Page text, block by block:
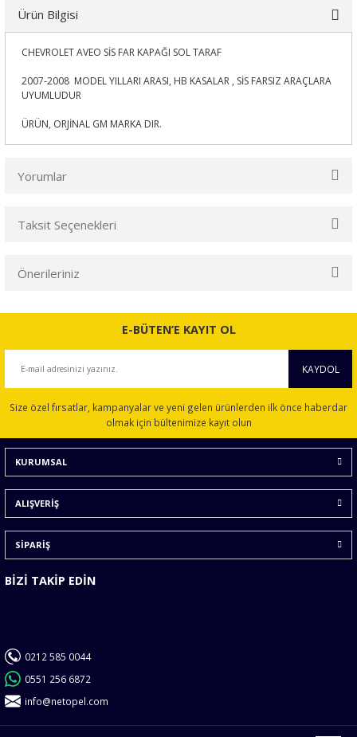
Ürün Bilgisi
CHEVROLET AVEO SİS FAR KAPAĞI SOL TARAF
2007-2008 MODEL YILLARI ARASI, HB KASALAR , SİS FARSIZ ARAÇLARA
UYUMLUDUR
ÜRÜN, ORJİNAL GM MARKA DIR.
Yorumlar
Taksit Seçenekleri
Önerileriniz
Bu ürünün fiyat bilgisi, resim, ürün açıklamalarında ve diğer
konularda yetersiz gördüğünüz noktaları öneri formunu
Ürün açıklamasında eksik bilgiler bulunuyor.
Ürün bilgilerinde hatalar bulunuyor.
Ürün fiyatı diğer sitelerden daha pahalı.
Bu ürüne benzer farklı alternatifler olmalı.
E-BÜTEN’E KAYIT OL
KAYDOL
Size özel fırsatlar, kampanyalar ve yeni gelen ürünlerden ilk önce haberdar
olmak için bültenimize kayıt olun
KURUMSAL
ALIŞVERİŞ
SİPARİŞ
BİZİ TAKİP EDİN
0212 585 0044
0551 256 6872
info@netopel.com